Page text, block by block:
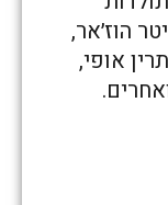
הוז׳אר,
אופי,